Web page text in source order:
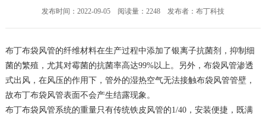
发布时间：2022-09-05 阅读量：2248 发布者：布丁科技
布丁布袋风管的纤维材料在生产过程中添加了银离子抗菌剂，抑制细
菌的繁殖，尤其对霉菌的抗菌率高达99%以上。另外，布袋风管渗透
式出风，在风压的作用下，管外的湿热空气无法接触布袋风管管壁，
故布丁布袋风管表面不会产生结露现象。
布丁布袋风管系统的重量只有传统铁皮风管的1/40，安装便捷，既满